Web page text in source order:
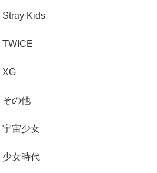
Stray Kids
TWICE
XG
その他
宇宙少女
少女時代